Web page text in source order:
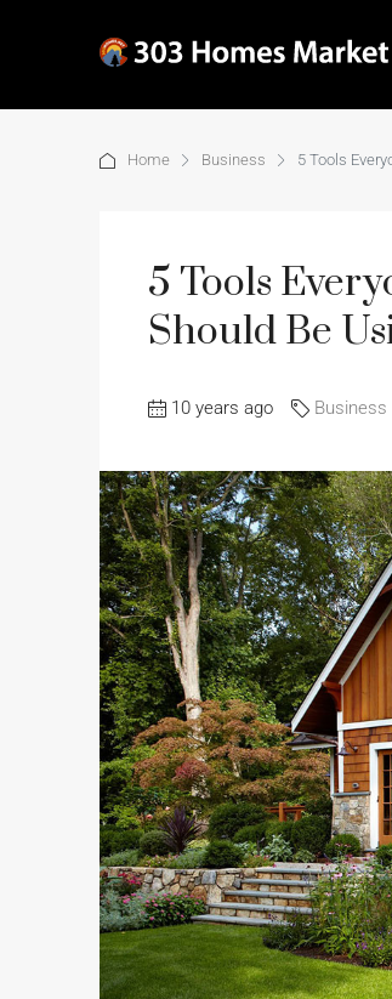
Home Business 5 Tools
5 Tools
Should Be
10 years ago Business